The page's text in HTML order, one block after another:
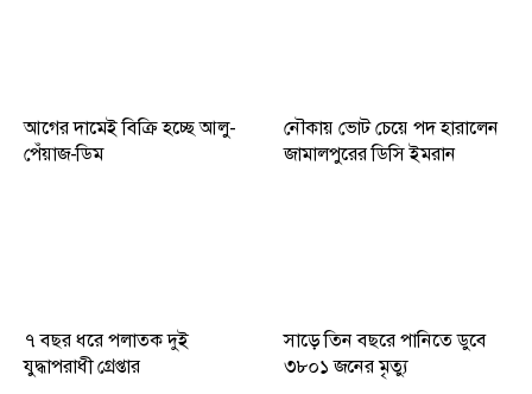
আগের দামেই বিক্রি হচ্ছে আলু-
পেঁয়াজ-ডিম
নৌকায় ভোট চেয়ে পদ হারালেন
জামালপুরের ডিসি ইমরান
৭ বছর ধরে পলাতক দুই
যুদ্ধাপরাধী গ্রেপ্তার
সাড়ে তিন বছরে পানিতে ডুবে
৩৮০১ জনের মৃত্যু